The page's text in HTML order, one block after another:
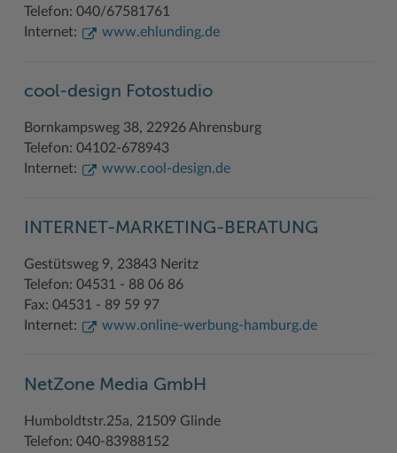
Führerscheine
Geodatenportale (Kreiskarte)
Kfz-Zulassung
Kontakt / Öffnungszeiten
Leistungen
Lexikon
Publikationen
Wo Sie uns finden
Baustellen in Stormarn
Fotoarchiv
Hitzeschutz
Klimaanpassungskonzept
Lokales Wetter
Newsletter
Pressemeldungen
Social Media
Termine
Kreis Stormarn Porträt
Kreispräsident
Kreistag und Ausschüsse
Kreistag Sitzungskalender
Landrat
Sonderbereiche
Stabsbereiche
Städte und Gemeinden
Wappenrolle
Ihre Bewerbung
Offene Stellen
Praktika und FSJ
Weiterbildung beim Kreis Stormarn
EG-Dienstleistungsrichtlinie (EG-DLRL)
Klimaschutz beim Kreis Stormarn
Projekt e-Gewerbe
Stormarner Bündnis für bezahlbares Wohnen
Zahlen, Daten, Fakten
Herrenhäuser
Kulturelle Einrichtungen
Museen
Naturschutzgebiete
Storchenhorste
Lieblingsplätze in der Metropolregion
Termine und Veranstaltungen
Tourismus
Wälder und Moore
Telefon: 040/67581761
Internet:
www.ehlunding.de
cool-design Fotostudio
Bornkampsweg 38, 22926 Ahrensburg
Telefon: 04102-678943
Internet:
www.cool-design.de
INTERNET-MARKETING-BERATUNG
Gestütsweg 9, 23843 Neritz
Telefon: 04531 - 88 06 86
Fax: 04531 - 89 59 97
Internet:
www.online-werbung-hamburg.de
NetZone Media GmbH
Humboldtstr.25a, 21509 Glinde
Telefon: 040-83988152